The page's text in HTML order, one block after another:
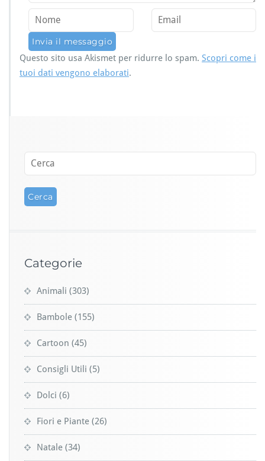
Questo sito usa Akismet per ridurre lo spam. Scopri come i
tuoi dati vengono elaborati.
Categorie
Animali (303)
Bambole (155)
Cartoon (45)
Consigli Utili (5)
Dolci (6)
Fiori e Piante (26)
Natale (34)